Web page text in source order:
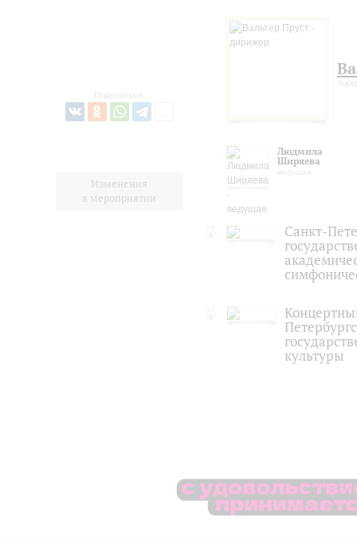
Поделиться:
Изменения
в мероприятии
Людмила
Ширяева
Санкт-
культуры